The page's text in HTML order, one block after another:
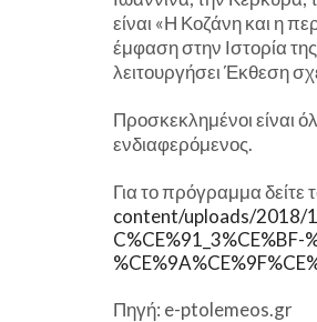
είναι «Η Κοζάνη και η
έμφαση στην Ιστορία
λειτουργήσει Έκθεση
Προσκεκλημένοι είναι
ενδιαφερόμενος.
Για το πρόγραμμα
content/uploads/2018/
C%CE%91_3%CE%BF-
Πηγή: e-ptolemeos.gr